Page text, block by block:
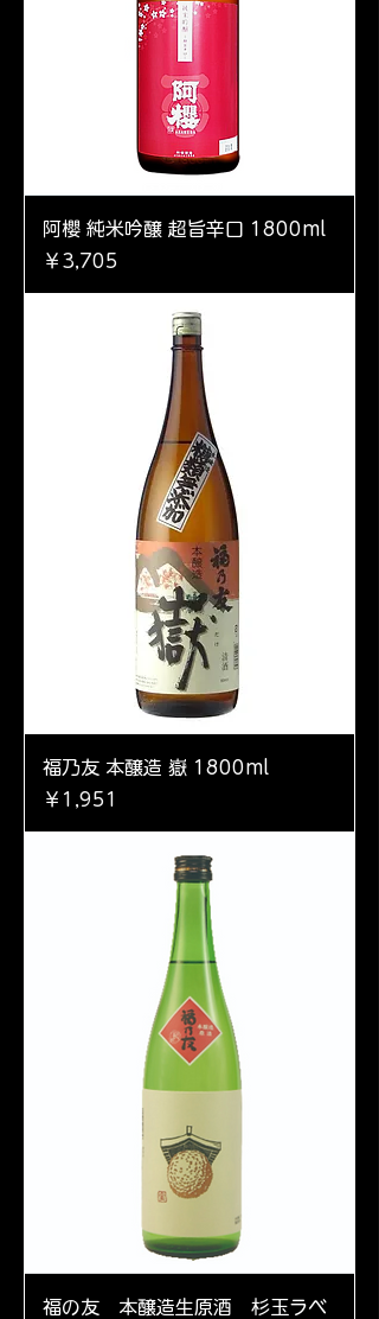
阿櫻 純米吟醸 超旨辛口 1800ml
価格
￥3,705
福乃友 本醸造 嶽 1800ml
価格
￥1,951
福の友 本醸造生原酒 杉玉ラベ